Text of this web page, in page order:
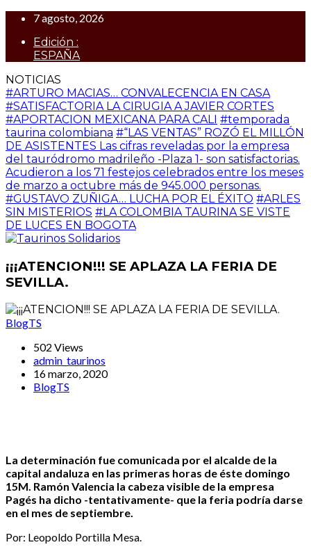
7 agosto, 2026
Edición :
ESPAÑA
NOTICIAS
#ARTURO MACIAS… CONVALECENCIA EN CASA
#SATISFACTORIA LA CIRUGIA A JAVIER CORTES
#APORTACION MEXICANA PARA CALI #temporada
taurina colombiana #“LAS VENTAS” ROZÓ EL MILLÓN
DE ASISTENTES Las cifras reveladas por la empresa
del tauródromo madrileño -Plaza 1- son satisfactorias.
Acudieron a los 71 festejos celebrados entre los meses
de marzo a octubre más de 945.000 personas.
#GUSTAVO ZUÑIGA… LUCHA POR EL ÉXITO #ARLES
SIN MISTERIOS #LA COLOMBIA TAURINA SE VISTE
DE LUCES EN BOGOTA
¡¡¡ATENCION!!! SE APLAZA LA FERIA DE
SEVILLA.
BlogTS
502 Views
admin_taurinos
16 marzo, 2020
BlogTS
La determinación fue comunicada por el alcalde de la
capital andaluza en las primeras horas de éste domingo
15M. Ramón Valencia la cabeza visible de la empresa
Pagés ha dicho -tentativamente- que la feria podría darse
en el mes de septiembre.
Por: Leopoldo Portilla Mesa.